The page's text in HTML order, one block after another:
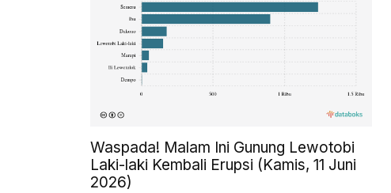
Waspada! Malam Ini Gunung Lewotobi
Laki-laki Kembali Erupsi (Kamis, 11 Juni
2026)